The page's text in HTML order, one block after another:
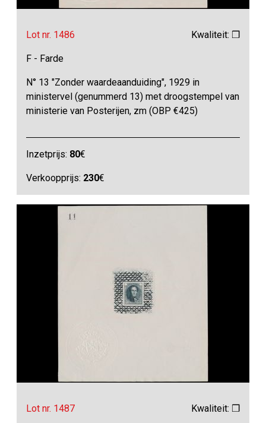
Lot nr. 1486 Kwaliteit: ❒
F - Farde
N° 13 "Zonder waardeaanduiding", 1929 in
ministervel (genummerd 13) met droogstempel van
ministerie van Posterijen, zm (OBP €425)
Inzetprijs: 80€
Verkoopprijs: 230€
Lot nr. 1487 Kwaliteit: ❒